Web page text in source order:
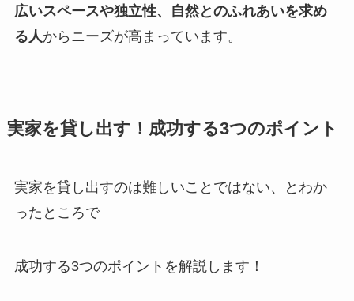
広いスペースや独立性、自然とのふれあいを求め
る人 からニーズが高まっています。
実家を貸し出す！成功する3つのポイント
実家を貸し出すのは難しいことではない、とわか
ったところで
成功する3つのポイントを解説します！